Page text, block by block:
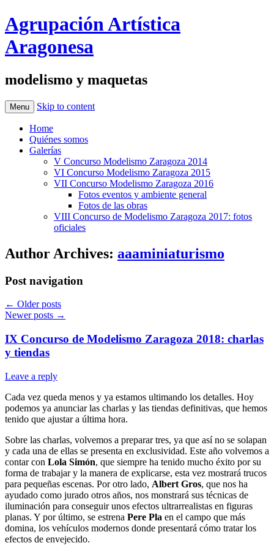
Agrupación Artística
Aragonesa
modelismo y maquetas
Menu Skip to content
Home
Quiénes somos
Galerías
V Concurso Modelismo Zaragoza 2014
VI Concurso Modelismo Zaragoza 2015
VII Concurso Modelismo Zaragoza 2016
Fotos eventos y ambiente general
Fotos de las obras
VIII Concurso de Modelismo Zaragoza 2017: fotos
oficiales
Author Archives: aaaminiaturismo
Post navigation
← Older posts
Newer posts →
IX Concurso de Modelismo Zaragoza 2018: charlas
y tiendas
Leave a reply
Cada vez queda menos y ya estamos ultimando los detalles. Hoy
podemos ya anunciar las charlas y las tiendas definitivas, que hemos
tenido que ajustar a última hora.
Sobre las charlas, volvemos a preparar tres, ya que así no se solapan
y cada una de ellas se presenta en exclusividad. Este año volvemos a
contar con Lola Simón, que siempre ha tenido mucho éxito por su
forma de trabajar y la manera de explicarse, esta vez mostrará trucos
para pequeñas escenas. Por otro lado, Albert Gros, que nos ha
ayudado como jurado otros años, nos monstrará sus técnicas de
iluminación para conseguir unos efectos ultrarrealistas en figuras
planas. Y por último, se estrena Pere Pla en el campo que más
domina, los vehículos modernos donde presentará cómo tratar los
efectos de envejecido.